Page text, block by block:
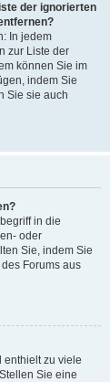
der ignorierten
In jedem
zur Liste der
können Sie im
indem Sie
Sie sie auch
in die
oder
Sie, indem Sie
Forums aus
enthielt zu viele
Sie eine